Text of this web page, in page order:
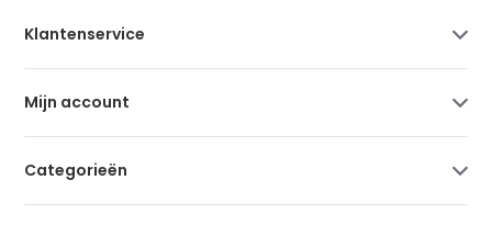
Klantenservice
Mijn account
Categorieën